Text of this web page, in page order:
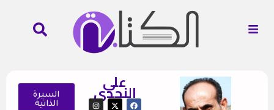
علي
النجدي
السيرة
الذاتية